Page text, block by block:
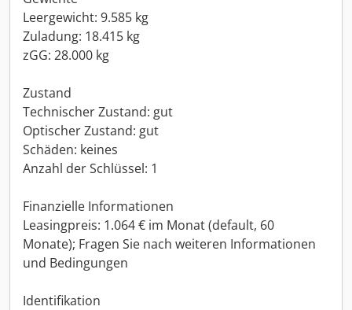
Leergewicht: 9.585 kg
Zuladung: 18.415 kg
zGG: 28.000 kg
Zustand
Technischer Zustand: gut
Optischer Zustand: gut
Schäden: keines
Anzahl der Schlüssel: 1
Finanzielle Informationen
Leasingpreis: 1.064 € im Monat (default, 60
Monate); Fragen Sie nach weiteren Informationen
und Bedingungen
Identifikation